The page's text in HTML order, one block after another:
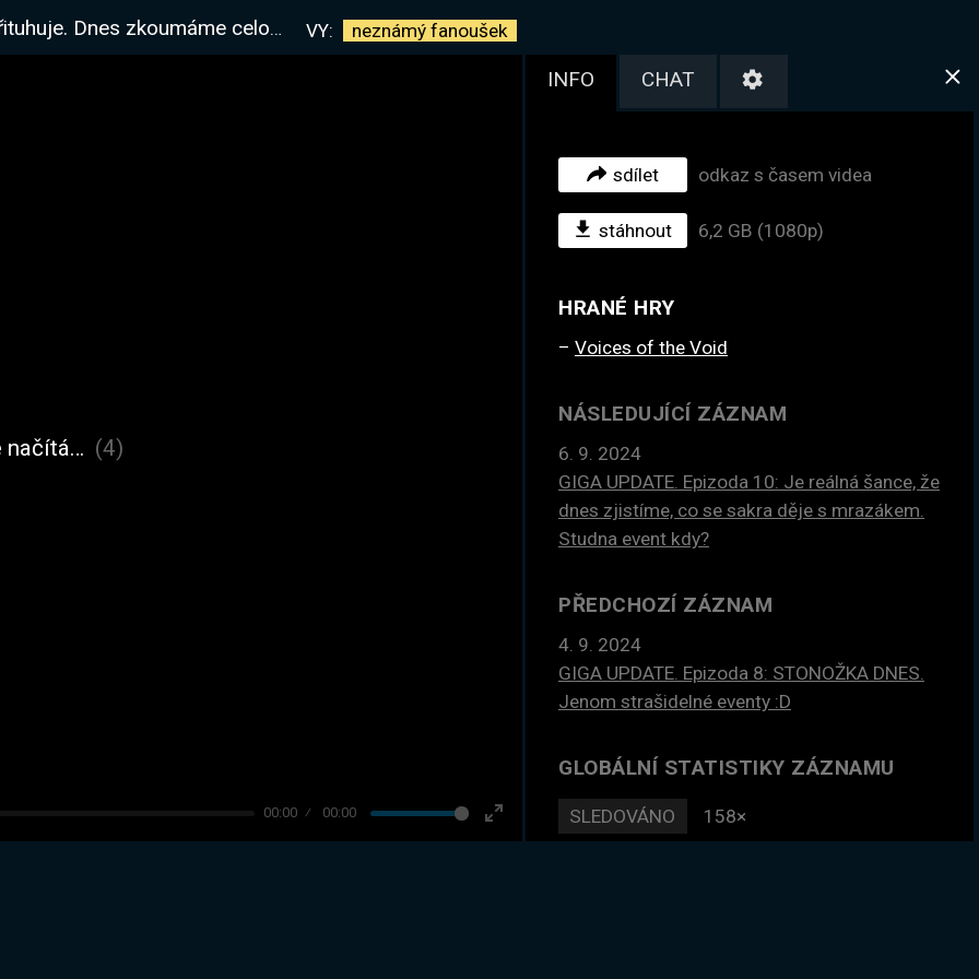
celou mapu a dronem neznámé entity. LETS GO! VY: neznámý fanoušek
00:00 00:00
Enter
načítá… (4)
INFO CHAT
sdílet odkaz s časem videa
stáhnout 6,2 GB (1080p)
HRANÉ HRY
Voices of the Void
NÁSLEDUJÍCÍ ZÁZNAM
6. 9. 2024
GIGA UPDATE. Epizoda 10: Je reálná šance, že
dnes zjistíme, co se sakra děje s mrazákem.
Studna event kdy?
PŘEDCHOZÍ ZÁZNAM
4. 9. 2024
GIGA UPDATE. Epizoda 8: STONOŽKA DNES.
Jenom strašidelné eventy :D
GLOBÁLNÍ STATISTIKY ZÁZNAMU
SLEDOVÁNO 158×